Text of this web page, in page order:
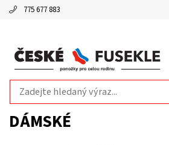
775 677 883
DÁMSKÉ